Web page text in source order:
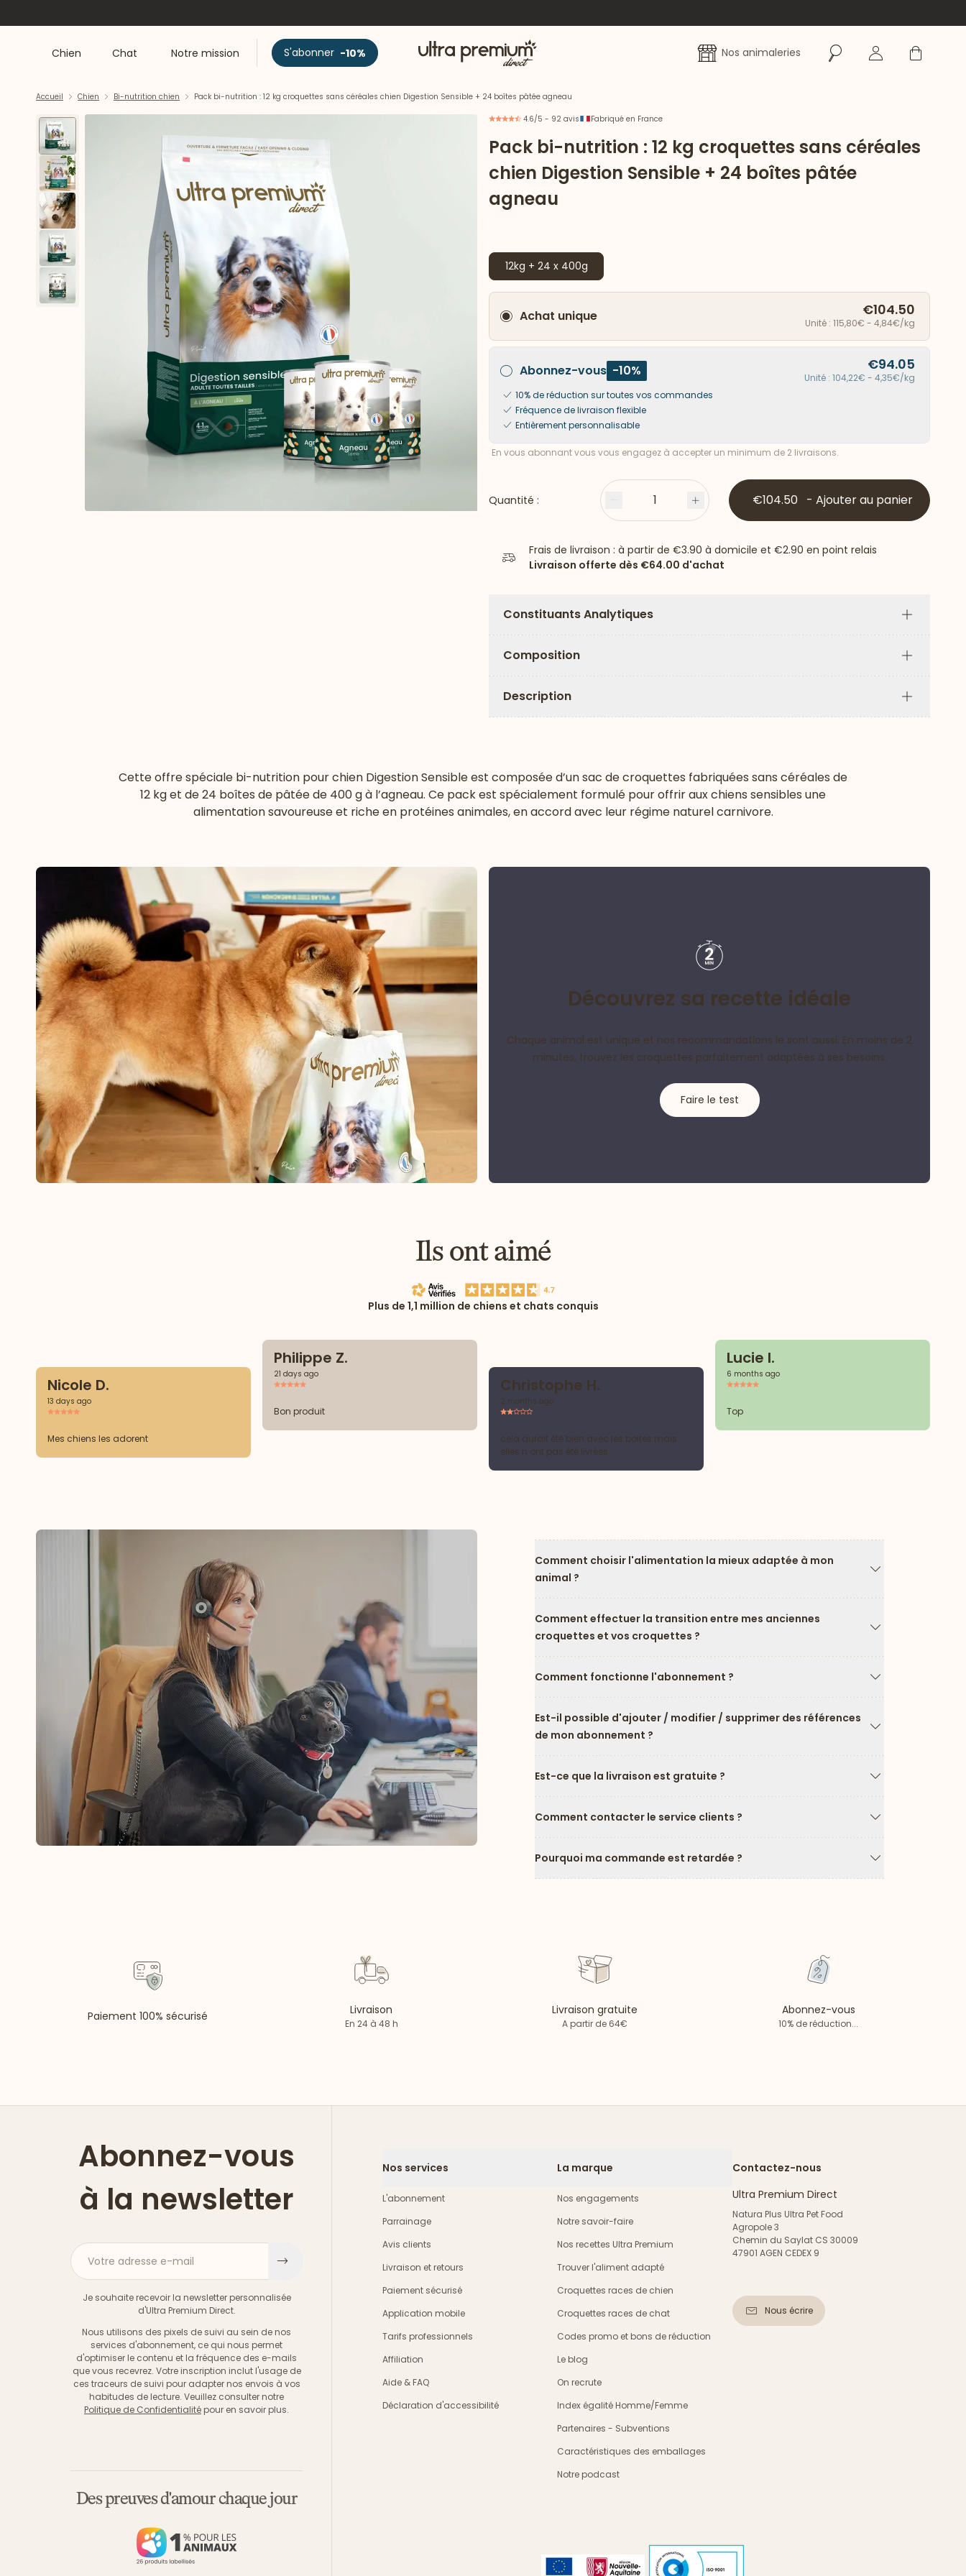
Chien Chat Notre mission S'abonner -10% Accueil Nos animaleries RechercherSe connecter
Panier
Accueil Chien Bi-nutrition chien Pack bi-nutrition : 12 kg croquettes sans céréales chien Digestion Sensible + 24 boîtes pâtée agneau
4.6/5 - 92 avis Fabriqué en France
Pack bi-nutrition : 12 kg croquettes sans céréales
chien Digestion Sensible + 24 boîtes pâtée
agneau
12kg + 24 x 400g
Achat unique €104.50
Unité : 115,80€ - 4,84€/kg
Abonnez-vous -10% €94.05
Unité : 104,22€ - 4,35€/kg
10% de réduction sur toutes vos commandes
Fréquence de livraison flexible
Entièrement personnalisable
En vous abonnant vous vous engagez à accepter un minimum de 2 livraisons.
Quantité : Moins 1 Plus €104.50 - Ajouter au panier
Frais de livraison : à partir de €3.90 à domicile et €2.90 en point relais
Livraison offerte dès €64.00 d'achat
Constituants Analytiques
Plus
Composition
Plus
Description
Plus
Cette offre spéciale bi-nutrition pour chien Digestion Sensible est composée d’un sac de croquettes fabriquées sans céréales de
12 kg et de 24 boîtes de pâtée de 400 g à l’agneau. Ce pack est spécialement formulé pour offrir aux chiens sensibles une
alimentation savoureuse et riche en protéines animales, en accord avec leur régime naturel carnivore.
Découvrez sa recette idéale
Chaque animal est unique et nos recommandations le sont aussi. En moins de 2
minutes, trouvez les croquettes parfaitement adaptées à ses besoins.
Faire le test
Ils ont aimé
Plus de 1,1 million de chiens et chats conquis
Nicole D.
13 days ago
Mes chiens les adorent
Philippe Z.
21 days ago
Bon produit
Christophe H.
2 months ago
cela aurait été bien avec les boites mais
elles n ont pas été livrées
Lucie I.
6 months ago
Top
Comment choisir l'alimentation la mieux adaptée à mon
animal ?
Comment effectuer la transition entre mes anciennes
croquettes et vos croquettes ?
Comment fonctionne l'abonnement ?
Flèche vers le
Est-il possible d'ajouter / modifier / supprimer des références
de mon abonnement ?
Est-ce que la livraison est gratuite ?
Flèche vers le
Comment contacter le service clients ?
Flèche vers le
Pourquoi ma commande est retardée ?
Flèche vers le
Paiement 100% sécurisé Livraison
En 24 à 48 h
Livraison gratuite
A partir de 64€
Abonnez-vous
10% de réduction...
Abonnez-vous
à la newsletter
Votre adresse e-mail
Je souhaite recevoir la newsletter personnalisée
d'Ultra Premium Direct.
Nous utilisons des pixels de suivi au sein de nos
services d'abonnement, ce qui nous permet
d'optimiser le contenu et la fréquence des e-mails
que vous recevrez. Votre inscription inclut l'usage de
ces traceurs de suivi pour adapter nos envois à vos
habitudes de lecture. Veuillez consulter notre
Politique de Confidentialité pour en savoir plus.
Des preuves d'amour chaque jour
Nos services
L'abonnement
Parrainage
Avis clients
Livraison et retours
Paiement sécurisé
Application mobile
Tarifs professionnels
Affiliation
Aide & FAQ
Déclaration d'accessibilité
La marque
Nos engagements
Notre savoir-faire
Nos recettes Ultra Premium
Trouver l'aliment adapté
Croquettes races de chien
Croquettes races de chat
Codes promo et bons de réduction
Le blog
On recrute
Index égalité Homme/Femme
Partenaires - Subventions
Caractéristiques des emballages
Notre podcast
Contactez-nous
Ultra Premium Direct
Natura Plus Ultra Pet Food
Agropole 3
Chemin du Saylat CS 30009
47901 AGEN CEDEX 9
Nous écrire